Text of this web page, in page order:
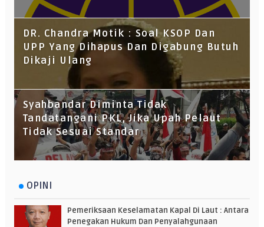
DR. Chandra Motik : Soal KSOP Dan
UPP Yang Dihapus Dan Digabung Butuh
Dikaji Ulang
Syahbandar Diminta Tidak
Tandatangani PKL, Jika Upah Pelaut
Tidak Sesuai Standar
OPINI
Pemeriksaan Keselamatan Kapal Di Laut : Antara
Penegakan Hukum Dan Penyalahgunaan